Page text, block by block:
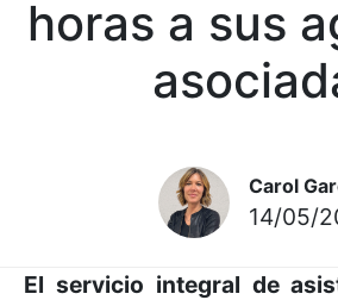
horas a sus
Carol
14/05/
El servicio integral de